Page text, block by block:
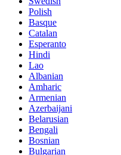
Polish
Basque
Catalan
Esperanto
Hindi
Lao
Albanian
Amharic
Armenian
Azerbaijani
Belarusian
Bengali
Bosnian
Bulgarian